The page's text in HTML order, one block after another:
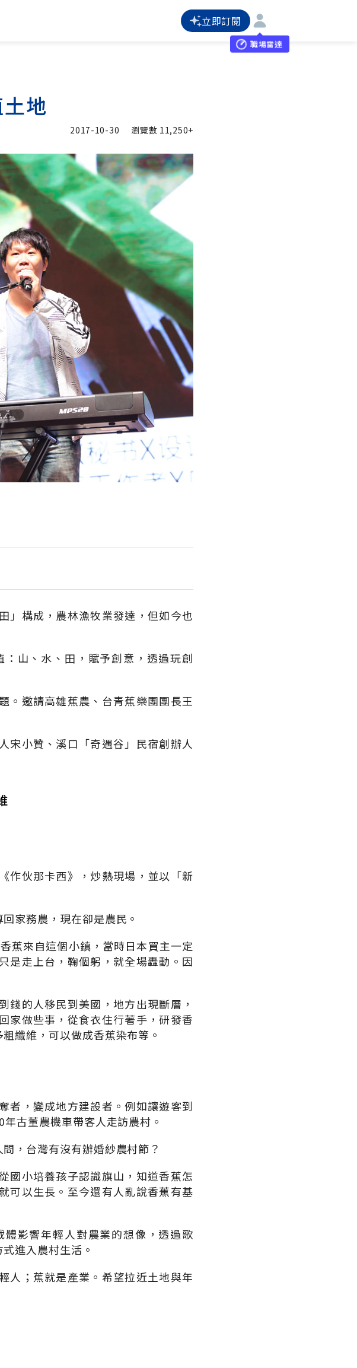
立即訂閱
職場雷達
地
2017-10-30 瀏覽數 11,250+
」構成，農林漁牧業發達，但如今也
山、水、田，賦予創意，透過玩創
。邀請高雄蕉農、台青蕉樂團團長王
宋小贊、溪口「奇遇谷」民宿創辦人
作伙那卡西》，炒熱現場，並以「新
家務農，現在卻是農民。
蕉來自這個小鎮，當時日本買主一定
是走上台，鞠個躬，就全場轟動。因
錢的人移民到美國，地方出現斷層，
家做些事，從食衣住行著手，研發香
纖維，可以做成香蕉染布等。
者，變成地方建設者。例如讓遊客到
古董農機車帶客人走訪農村。
，台灣有沒有辦婚紗農村節？
國小培養孩子認識旗山，知道香蕉怎
可以生長。至今還有人亂說香蕉有基
影響年輕人對農業的想像，透過歌
進入農村生活。
人；蕉就是產業。希望拉近土地與年